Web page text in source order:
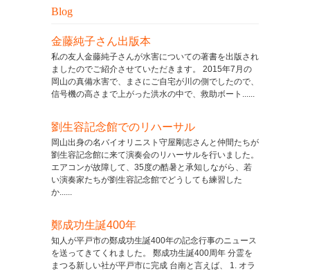
Blog
金藤純子さん出版本
私の友人金藤純子さんが水害についての著書を出版され
ましたのでご紹介させていただきます。 2015年7月の
岡山の真備水害で、まさにご自宅が川の側でしたので、
信号機の高さまで上がった洪水の中で、救助ボート......
劉生容記念館でのリハーサル
岡山出身の名バイオリニスト守屋剛志さんと仲間たちが
劉生容記念館に来て演奏会のリハーサルを行いました。
エアコンが故障して、35度の酷暑と承知しながら、若
い演奏家たちが劉生容記念館でどうしても練習した
か......
鄭成功生誕400年
知人が平戸市の鄭成功生誕400年の記念行事のニュース
を送ってきてくれました。 鄭成功生誕400周年 分霊を
まつる新しい社が平戸市に完成 台南と言えば、 1. オラ